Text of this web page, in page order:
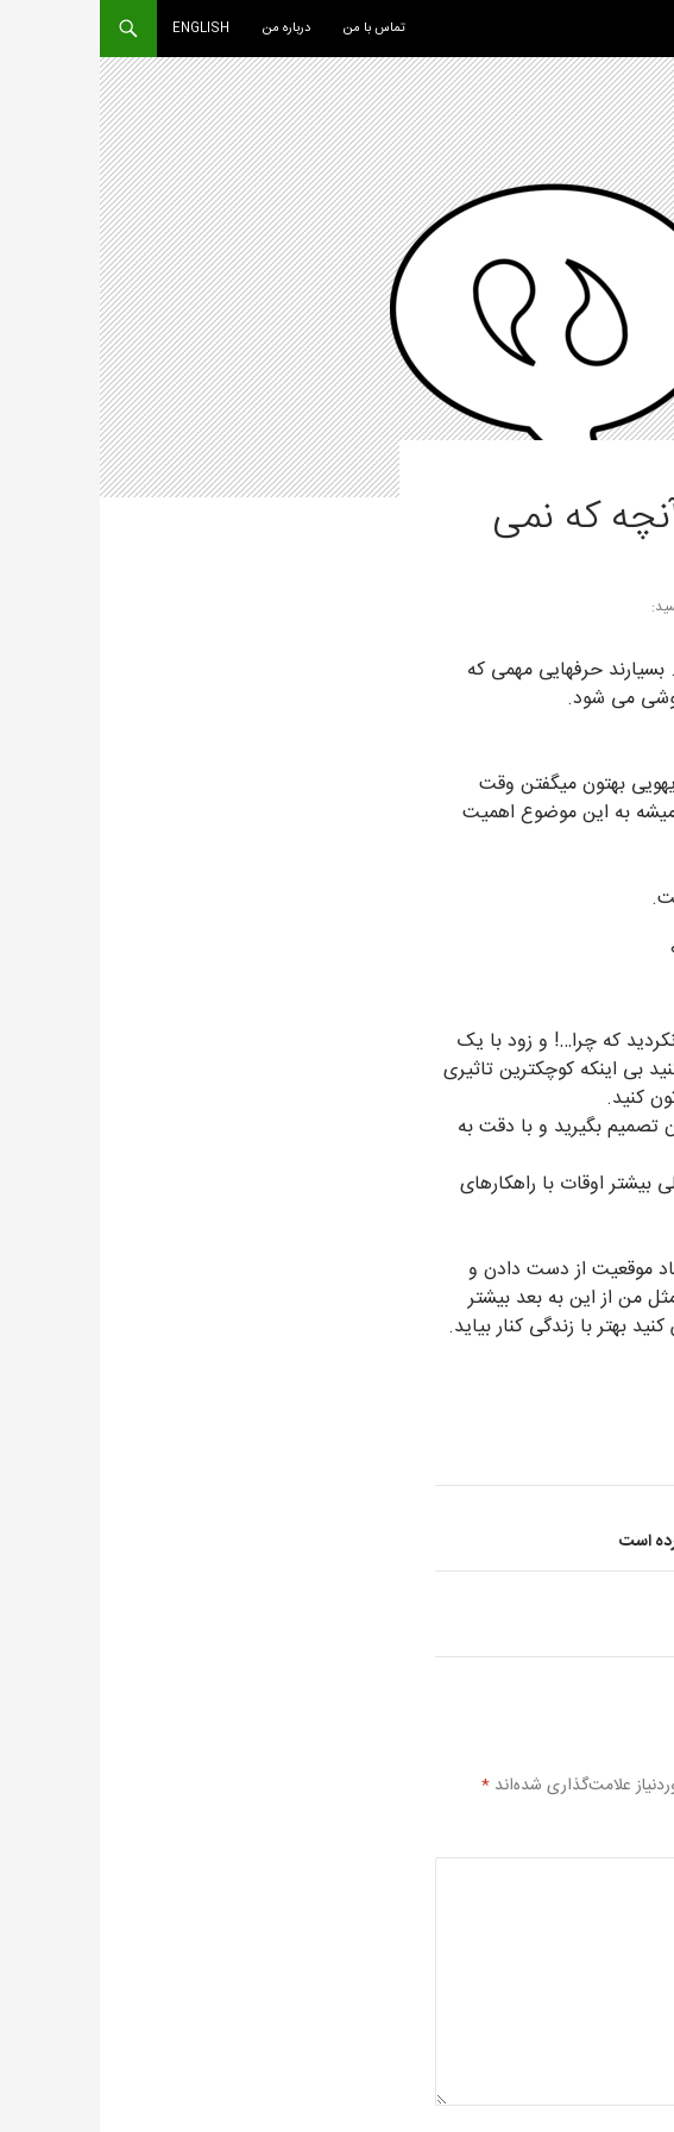
تماس با من درباره من ENGLISH
که نمی
حرفهایی مهمی که
می شود.
یهویی بهتون میگفتن وقت
به این موضوع اهمیت
که چرا…! و زود با یک
بی اینکه کوچکترین تاثیری
کنید.
تصمیم بگیرید و با دقت به
بیشتر اوقات با راهکارهای
موقعیت از دست دادن و
من از این به بعد بیشتر
بهتر با زندگی کنار بیاید.
است
علامت‌گذاری شده‌اند *